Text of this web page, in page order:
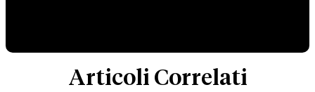
Articoli Correlati